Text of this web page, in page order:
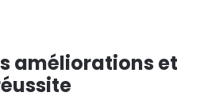
améliorations et